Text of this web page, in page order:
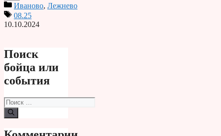
PrintИваново, Лежнево
08.25
10.10.2024
Поиск
бойца или
события
Поиск: